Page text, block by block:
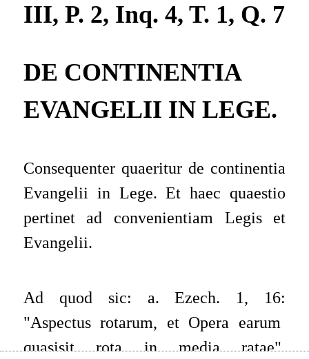
III, P. 2, Inq. 4, T. 1, Q. 7
DE CONTINENTIA
EVANGELII IN LEGE.
Consequenter quaeriturde continentia
Evangelii in Lege. Et haec quaestio
pertinet ad convenientiam Legis et
Evangelii.
Ad quod sic: a. Ezech. 1, 16:
"Aspectus rotarum, et Opera earum
quasisit rota in media ratae",